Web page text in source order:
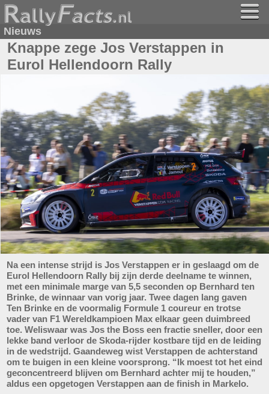
Nieuws
Knappe zege Jos Verstappen in
Eurol Hellendoorn Rally
Na een intense strijd is Jos Verstappen er in geslaagd om de
Eurol Hellendoorn Rally bij zijn derde deelname te winnen,
met een minimale marge van 5,5 seconden op Bernhard ten
Brinke, de winnaar van vorig jaar. Twee dagen lang gaven
Ten Brinke en de voormalig Formule 1 coureur en trotse
vader van F1 Wereldkampioen Max elkaar geen duimbreed
toe. Weliswaar was Jos the Boss een fractie sneller, door een
lekke band verloor de Skoda-rijder kostbare tijd en de leiding
in de wedstrijd. Gaandeweg wist Verstappen de achterstand
om te buigen in een kleine voorsprong. “Ik moest tot het eind
geconcentreerd blijven om Bernhard achter mij te houden,”
aldus een opgetogen Verstappen aan de finish in Markelo.